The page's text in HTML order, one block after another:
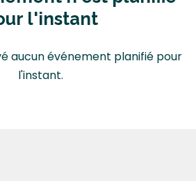
l'instant
aucun événement planifié pour
l'instant.